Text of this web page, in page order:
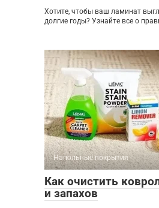
Хотите, чтобы ваш ламинат
долгие годы? Узнайте все о
Напольные покрытия
Как очистить
и запахов